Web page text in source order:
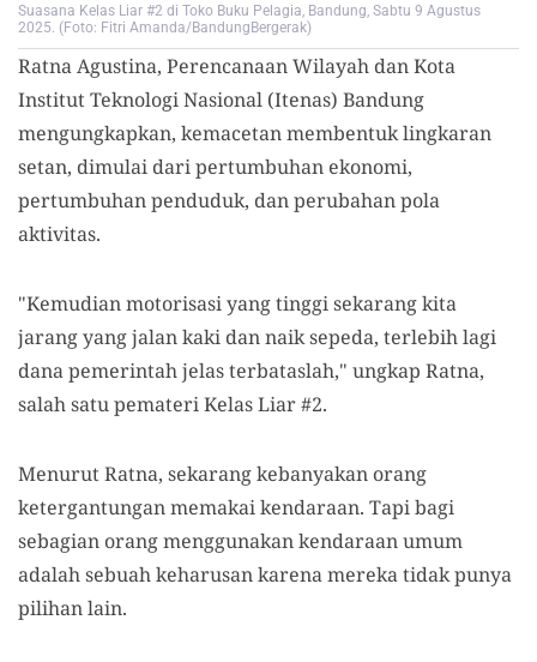
Suasana Kelas Liar #2 di Toko Buku Pelagia, Bandung, Sabtu 9 Agustus
2025. (Foto: Fitri Amanda/BandungBergerak)
Ratna Agustina, Perencanaan Wilayah dan Kota
Institut Teknologi Nasional (Itenas) Bandung
mengungkapkan, kemacetan membentuk lingkaran
setan, dimulai dari pertumbuhan ekonomi,
pertumbuhan penduduk, dan perubahan pola
aktivitas.
"Kemudian motorisasi yang tinggi sekarang kita
jarang yang jalan kaki dan naik sepeda, terlebih lagi
dana pemerintah jelas terbataslah," ungkap Ratna,
salah satu pemateri Kelas Liar #2.
Menurut Ratna, sekarang kebanyakan orang
ketergantungan memakai kendaraan. Tapi bagi
sebagian orang menggunakan kendaraan umum
adalah sebuah keharusan karena mereka tidak punya
pilihan lain.